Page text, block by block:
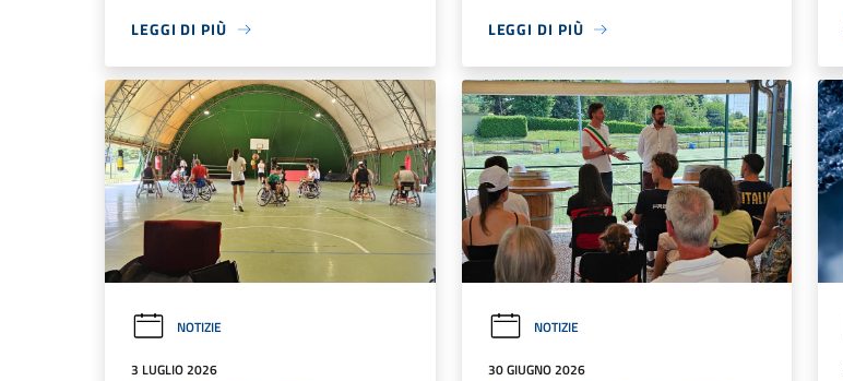
LEGGI DI PIÙ LEGGI DI PIÙ
NOTIZIE
3 LUGLIO 2026
NOTIZIE
30 GIUGNO 2026